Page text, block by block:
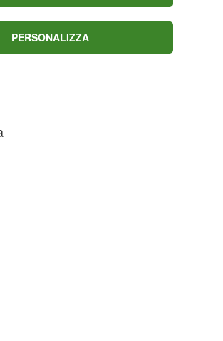
per
Il
PERSONALIZZA